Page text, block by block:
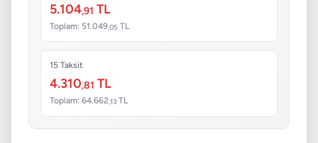
5.104,91 TL
Toplam: 51.049,05 TL
15 Taksit
4.310,81 TL
Toplam: 64.662,13 TL